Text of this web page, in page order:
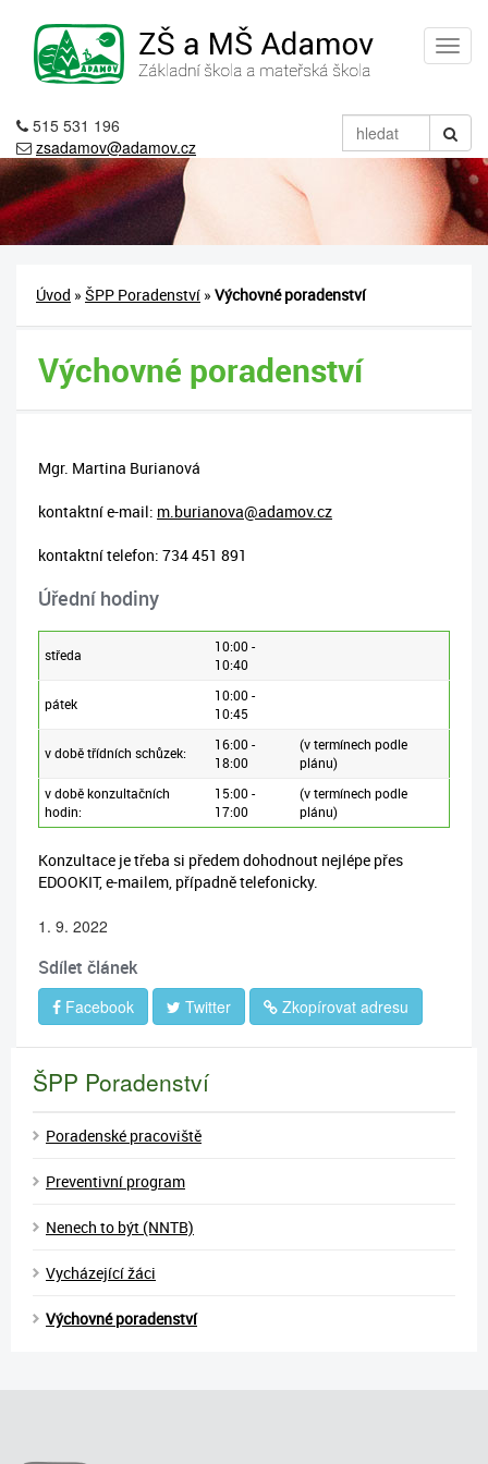
515 531 196
zsadamov@adamov.cz
Úvod » ŠPP Poradenství » Výchovné poradenství
Výchovné poradenství
Mgr. Martina Burianová
kontaktní e-mail: m.burianova@adamov.cz
kontaktní telefon: 734 451 891
Úřední hodiny
středa
10:00 -
10:40
pátek
10:00 -
10:45
v době třídních schůzek:
16:00 -
18:00
(v termínech podle
plánu)
v době konzultačních
hodin:
15:00 -
17:00
(v termínech podle
plánu)
Konzultace je třeba si předem dohodnout nejlépe přes
EDOOKIT, e-mailem, případně telefonicky.
1. 9. 2022
Sdílet článek
Facebook Twitter Zkopírovat adresu
ŠPP Poradenství
Poradenské pracoviště
Preventivní program
Nenech to být (NNTB)
Vycházející žáci
Výchovné poradenství